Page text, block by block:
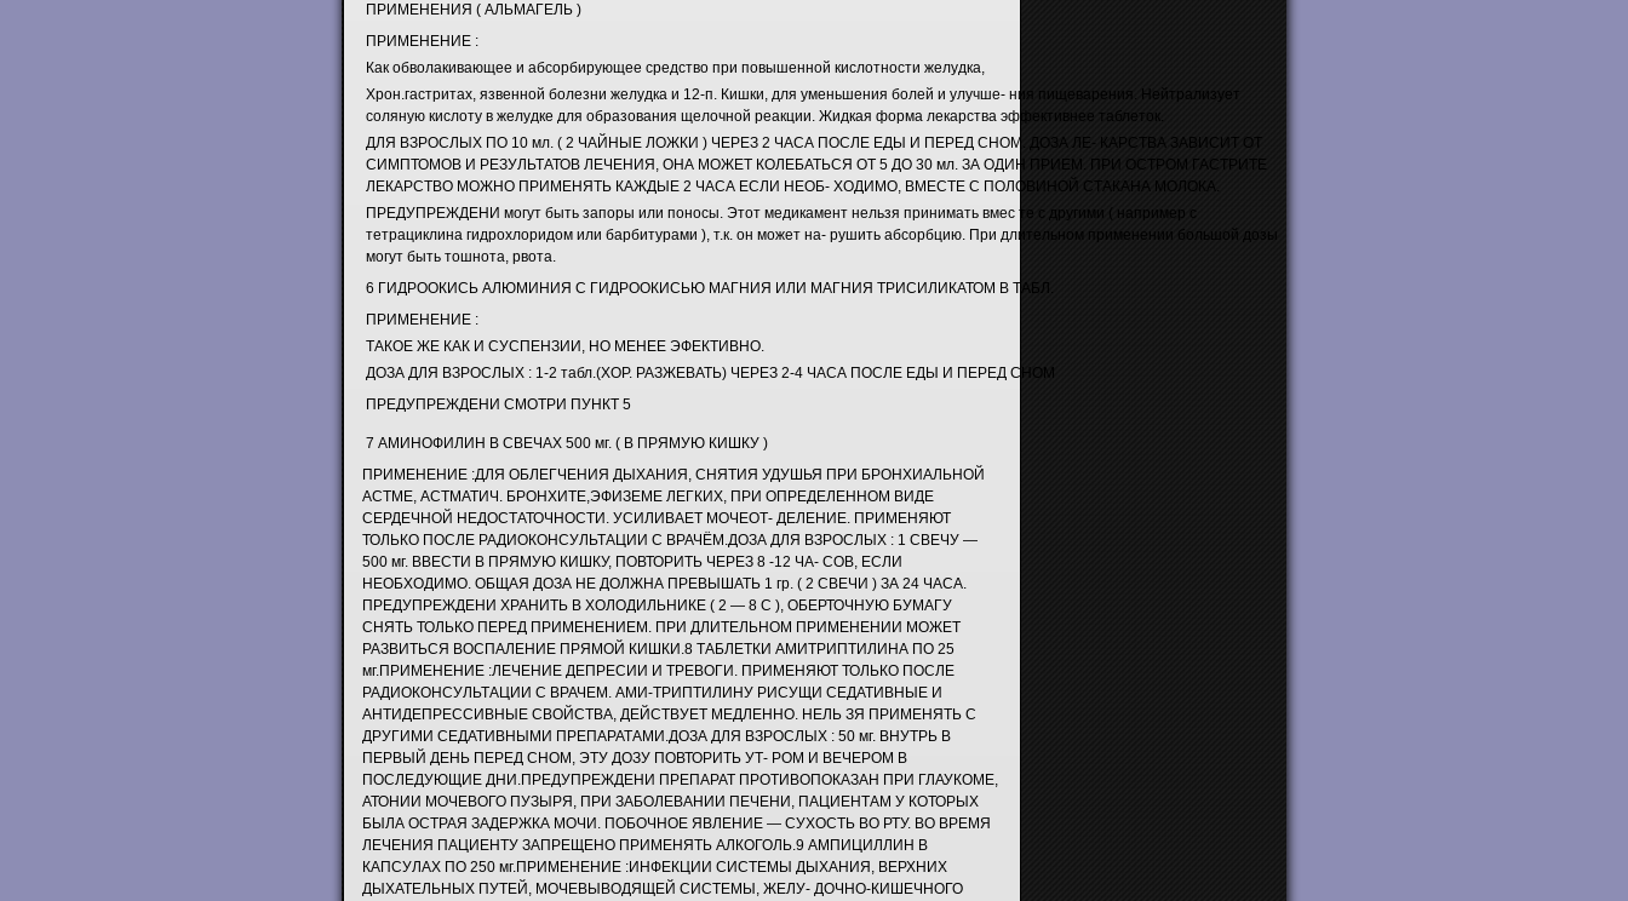
ПРИМЕНЕНИЯ ( АЛЬМАГЕЛЬ )
ПРИМЕНЕНИЕ :
Как обволакивающее и абсорбирующее средство при повышенной кислотности желудка,
Хрон.гастритах, язвенной болезни желудка и 12-п. Кишки, для уменьшения болей и улучше- ния пищеварения. Нейтрализует
соляную кислоту в желудке для образования щелочной реакции. Жидкая форма лекарства эффективнее таблеток.
ДЛЯ ВЗРОСЛЫХ ПО 10 мл. ( 2 ЧАЙНЫЕ ЛОЖКИ ) ЧЕРЕЗ 2 ЧАСА ПОСЛЕ ЕДЫ И ПЕРЕД СНОМ. ДОЗА ЛЕ- КАРСТВА ЗАВИСИТ ОТ
СИМПТОМОВ И РЕЗУЛЬТАТОВ ЛЕЧЕНИЯ, ОНА МОЖЕТ КОЛЕБАТЬСЯ ОТ 5 ДО 30 мл. ЗА ОДИН ПРИЕМ. ПРИ ОСТРОМ ГАСТРИТЕ
ЛЕКАРСТВО МОЖНО ПРИМЕНЯТЬ КАЖДЫЕ 2 ЧАСА ЕСЛИ НЕОБ- ХОДИМО, ВМЕСТЕ С ПОЛОВИНОЙ СТАКАНА МОЛОКА.
ПРЕДУПРЕЖДЕНИ могут быть запоры или поносы. Этот медикамент нельзя принимать вмес те с другими ( например с
тетрациклина гидрохлоридом или барбитурами ), т.к. он может на- рушить абсорбцию. При длительном применении большой дозы
могут быть тошнота, рвота.
6 ГИДРООКИСЬ АЛЮМИНИЯ С ГИДРООКИСЬЮ МАГНИЯ ИЛИ МАГНИЯ ТРИСИЛИКАТОМ В ТАБЛ.
ПРИМЕНЕНИЕ :
ТАКОЕ ЖЕ КАК И СУСПЕНЗИИ, НО МЕНЕЕ ЭФЕКТИВНО.
ДОЗА ДЛЯ ВЗРОСЛЫХ : 1-2 табл.(ХОР. РАЗЖЕВАТЬ) ЧЕРЕЗ 2-4 ЧАСА ПОСЛЕ ЕДЫ И ПЕРЕД СНОМ
ПРЕДУПРЕЖДЕНИ СМОТРИ ПУНКТ 5
7 АМИНОФИЛИН В СВЕЧАХ 500 мг. ( В ПРЯМУЮ КИШКУ )
ПРИМЕНЕНИЕ :ДЛЯ ОБЛЕГЧЕНИЯ ДЫХАНИЯ, СНЯТИЯ УДУШЬЯ ПРИ БРОНХИАЛЬНОЙ
АСТМЕ, АСТМАТИЧ. БРОНХИТЕ,ЭФИЗЕМЕ ЛЕГКИХ, ПРИ ОПРЕДЕЛЕННОМ ВИДЕ
СЕРДЕЧНОЙ НЕДОСТАТОЧНОСТИ. УСИЛИВАЕТ МОЧЕОТ- ДЕЛЕНИЕ. ПРИМЕНЯЮТ
ТОЛЬКО ПОСЛЕ РАДИОКОНСУЛЬТАЦИИ С ВРАЧЁМ.ДОЗА ДЛЯ ВЗРОСЛЫХ : 1 СВЕЧУ —
500 мг. ВВЕСТИ В ПРЯМУЮ КИШКУ, ПОВТОРИТЬ ЧЕРЕЗ 8 -12 ЧА- СОВ, ЕСЛИ
НЕОБХОДИМО. ОБЩАЯ ДОЗА НЕ ДОЛЖНА ПРЕВЫШАТЬ 1 гр. ( 2 СВЕЧИ ) ЗА 24 ЧАСА.
ПРЕДУПРЕЖДЕНИ ХРАНИТЬ В ХОЛОДИЛЬНИКЕ ( 2 — 8 С ), ОБЕРТОЧНУЮ БУМАГУ
СНЯТЬ ТОЛЬКО ПЕРЕД ПРИМЕНЕНИЕМ. ПРИ ДЛИТЕЛЬНОМ ПРИМЕНЕНИИ МОЖЕТ
РАЗВИТЬСЯ ВОСПАЛЕНИЕ ПРЯМОЙ КИШКИ.8 ТАБЛЕТКИ АМИТРИПТИЛИНА ПО 25
мг.ПРИМЕНЕНИЕ :ЛЕЧЕНИЕ ДЕПРЕСИИ И ТРЕВОГИ. ПРИМЕНЯЮТ ТОЛЬКО ПОСЛЕ
РАДИОКОНСУЛЬТАЦИИ С ВРАЧЕМ. АМИ-ТРИПТИЛИНУ РИСУЩИ СЕДАТИВНЫЕ И
АНТИДЕПРЕССИВНЫЕ СВОЙСТВА, ДЕЙСТВУЕТ МЕДЛЕННО. НЕЛЬ ЗЯ ПРИМЕНЯТЬ С
ДРУГИМИ СЕДАТИВНЫМИ ПРЕПАРАТАМИ.ДОЗА ДЛЯ ВЗРОСЛЫХ : 50 мг. ВНУТРЬ В
ПЕРВЫЙ ДЕНЬ ПЕРЕД СНОМ, ЭТУ ДОЗУ ПОВТОРИТЬ УТ- РОМ И ВЕЧЕРОМ В
ПОСЛЕДУЮЩИЕ ДНИ.ПРЕДУПРЕЖДЕНИ ПРЕПАРАТ ПРОТИВОПОКАЗАН ПРИ ГЛАУКОМЕ,
АТОНИИ МОЧЕВОГО ПУЗЫРЯ, ПРИ ЗАБОЛЕВАНИИ ПЕЧЕНИ, ПАЦИЕНТАМ У КОТОРЫХ
БЫЛА ОСТРАЯ ЗАДЕРЖКА МОЧИ. ПОБОЧНОЕ ЯВЛЕНИЕ — СУХОСТЬ ВО РТУ. ВО ВРЕМЯ
ЛЕЧЕНИЯ ПАЦИЕНТУ ЗАПРЕЩЕНО ПРИМЕНЯТЬ АЛКОГОЛЬ.9 АМПИЦИЛЛИН В
КАПСУЛАХ ПО 250 мг.ПРИМЕНЕНИЕ :ИНФЕКЦИИ СИСТЕМЫ ДЫХАНИЯ, ВЕРХНИХ
ДЫХАТЕЛЬНЫХ ПУТЕЙ, МОЧЕВЫВОДЯЩЕЙ СИСТЕМЫ, ЖЕЛУ- ДОЧНО-КИШЕЧНОГО